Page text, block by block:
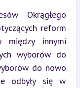
"Okrągłego
reform
między innymi
wyborów do
do nowo
odbyły się w